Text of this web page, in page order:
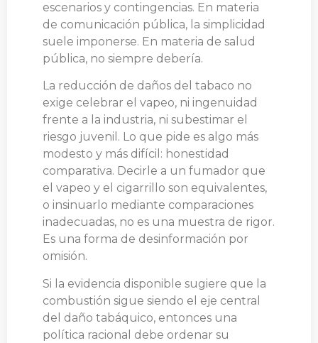
escenarios y contingencias. En materia
de comunicación pública, la simplicidad
suele imponerse. En materia de salud
pública, no siempre debería.
La reducción de daños del tabaco no
exige celebrar el vapeo, ni ingenuidad
frente a la industria, ni subestimar el
riesgo juvenil. Lo que pide es algo más
modesto y más difícil: honestidad
comparativa. Decirle a un fumador que
el vapeo y el cigarrillo son equivalentes,
o insinuarlo mediante comparaciones
inadecuadas, no es una muestra de rigor.
Es una forma de desinformación por
omisión.
Si la evidencia disponible sugiere que la
combustión sigue siendo el eje central
del daño tabáquico, entonces una
política racional debe ordenar su